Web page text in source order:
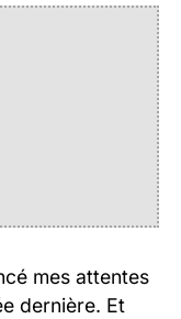
mes attentes
dernière. Et